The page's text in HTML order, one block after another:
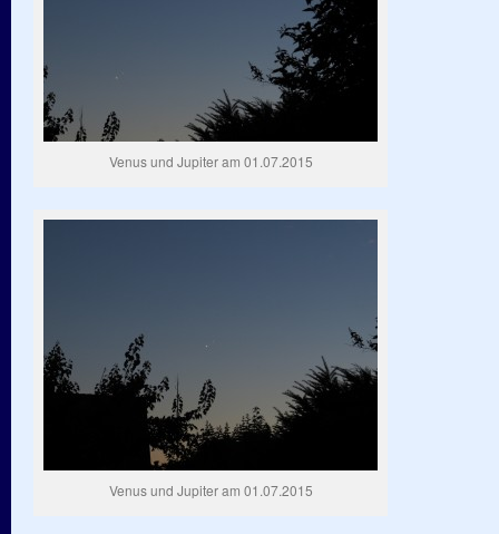
Venus und Jupiter am 01.07.2015
Venus und Jupiter am 01.07.2015